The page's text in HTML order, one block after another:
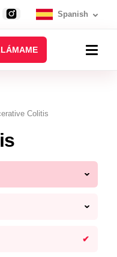
Spanish
Colitis